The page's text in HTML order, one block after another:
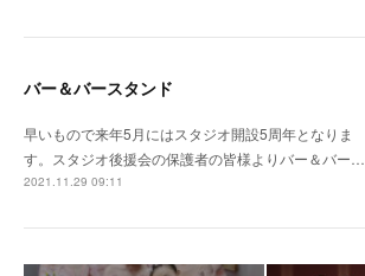
バー＆バースタンド
早いもので来年5月にはスタジオ開設5周年となりま
す。スタジオ後援会の保護者の皆様よりバー＆バー…
2021.11.29 09:11